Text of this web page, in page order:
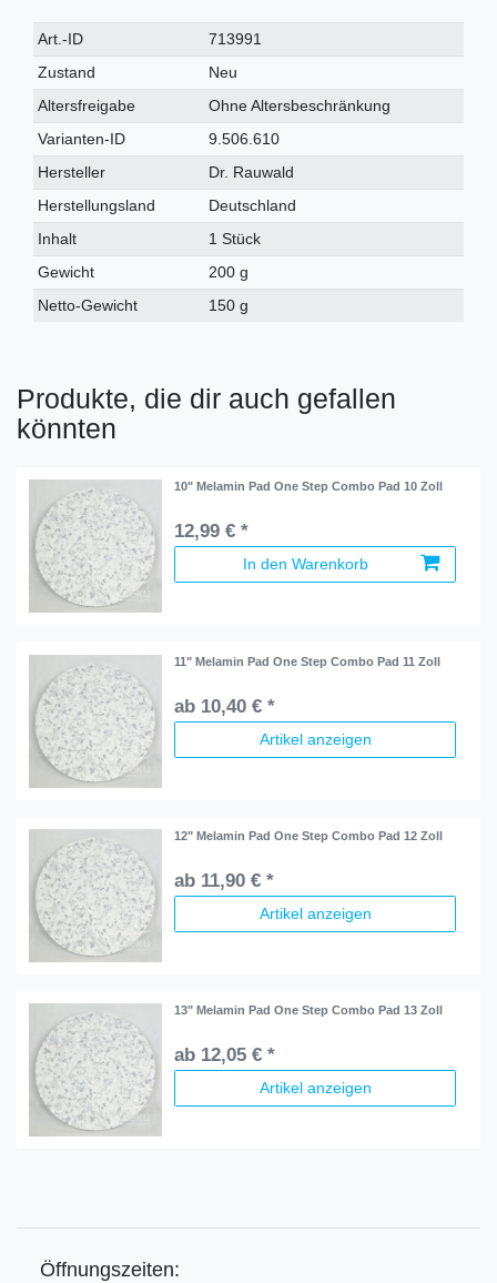
Art.-ID
713991
Zustand
Neu
Altersfreigabe
Ohne Altersbeschränkung
Varianten-ID
9.506.610
Hersteller
Dr. Rauwald
Herstellungsland
Deutschland
Inhalt
1 Stück
Gewicht
200 g
Netto-Gewicht
150 g
Produkte, die dir auch gefallen
könnten
10" Melamin Pad One Step Combo Pad 10 Zoll
12,99 € *
In den Warenkorb
11" Melamin Pad One Step Combo Pad 11 Zoll
ab 10,40 € *
Artikel anzeigen
12" Melamin Pad One Step Combo Pad 12 Zoll
ab 11,90 € *
Artikel anzeigen
13" Melamin Pad One Step Combo Pad 13 Zoll
ab 12,05 € *
Artikel anzeigen
Öffnungszeiten: